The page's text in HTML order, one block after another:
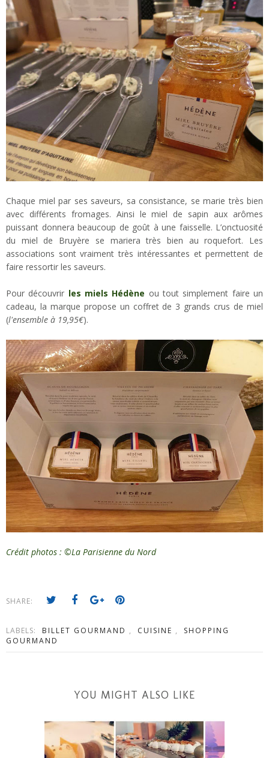
Chaque miel par ses saveurs, sa consistance, se marie très bien
avec différents fromages. Ainsi le miel de sapin aux arômes
puissant donnera beaucoup de goût à une faisselle. L’onctuosité
du miel de Bruyère se mariera très bien au roquefort. Les
associations sont vraiment très intéressantes et permettent de
faire ressortir les saveurs.
Pour découvrir les miels Hédène ou tout simplement faire un
cadeau, la marque propose un coffret de 3 grands crus de miel
(l'ensemble à 19,95€).
Crédit photos : ©La Parisienne du Nord
SHARE:
LABELS: BILLET GOURMAND , CUISINE ,
SHOPPING
GOURMAND
YOU MIGHT ALSO LIKE